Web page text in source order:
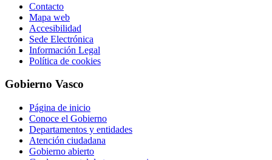
Contacto
Mapa web
Accesibilidad
Sede Electrónica
Información Legal
Política de cookies
Gobierno Vasco
Página de inicio
Conoce el Gobierno
Departamentos y entidades
Atención ciudadana
Gobierno abierto